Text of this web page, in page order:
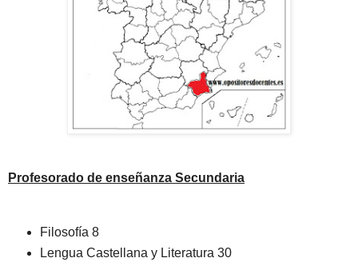
Profesorado de enseñanza Secundaria
Filosofía 8
Lengua Castellana y Literatura 30